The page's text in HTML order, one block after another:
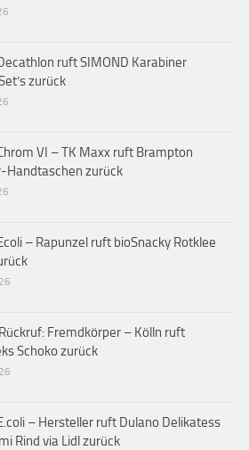
ruft SIMOND Karabiner
zurück
VI – TK Maxx ruft Brampton
Handtaschen zurück
– Rapunzel ruft bioSnacky Rotklee
Fremdkörper – Kölln ruft
Schoko zurück
– Hersteller ruft Dulano Delikatess
Rind via Lidl zurück